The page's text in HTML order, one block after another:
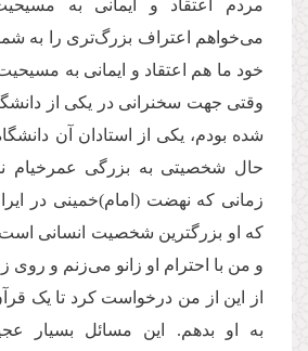
مردم اعتقاد و ایمانی به
می‌خواهم اعتراف بزرگ‌تری را به
خود ما هم اعتقاد و ایمانی به مسیحیت
وقتی جهت سخنرانی در یکی از
شده بودم، یکی از استادان آن
حال شخصیتی به بزرگی عمرخیام
زمانی که نهضت (امام)خمینی در
که او بزرگترین شخصیت انسانی
و من با احترام او زانو می‌زنم و روی
از این از من درخواست کرد تا یک
به او بدهم. این مسائل بسیار